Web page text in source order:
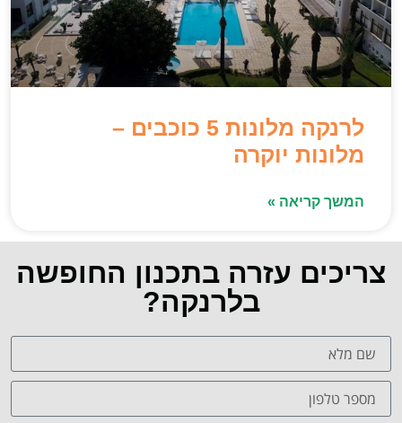
לרנקה מלונות 5 כוכבים –
מלונות יוקרה
המשך קריאה »
צריכים עזרה בתכנון החופשה
בלרנקה?